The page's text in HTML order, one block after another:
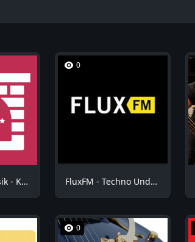
Weihnachtsmusik - Kuschel Weihnachten
0
FluxFM - Techno Underground
0